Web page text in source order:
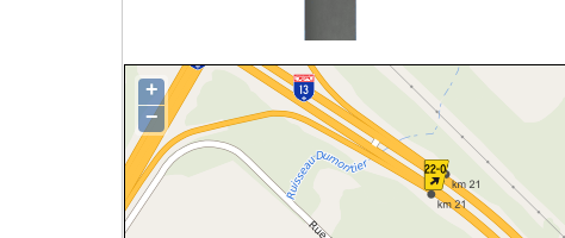
+
−